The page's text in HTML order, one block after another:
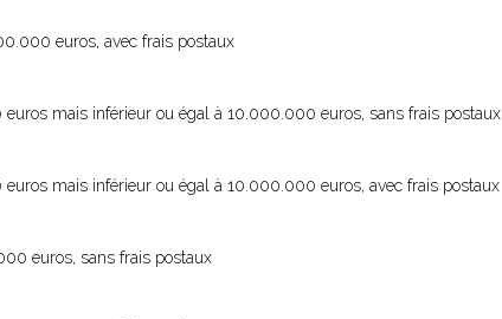
euros, avec frais postaux
mais inférieur ou égal à 10.000.000 euros, sans frais postaux
mais inférieur ou égal à 10.000.000 euros, avec frais postaux
euros, sans frais postaux